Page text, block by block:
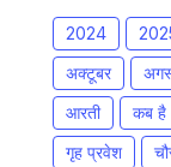
2024
अक्टूबर
आरती
कब है
गृह प्रवेश